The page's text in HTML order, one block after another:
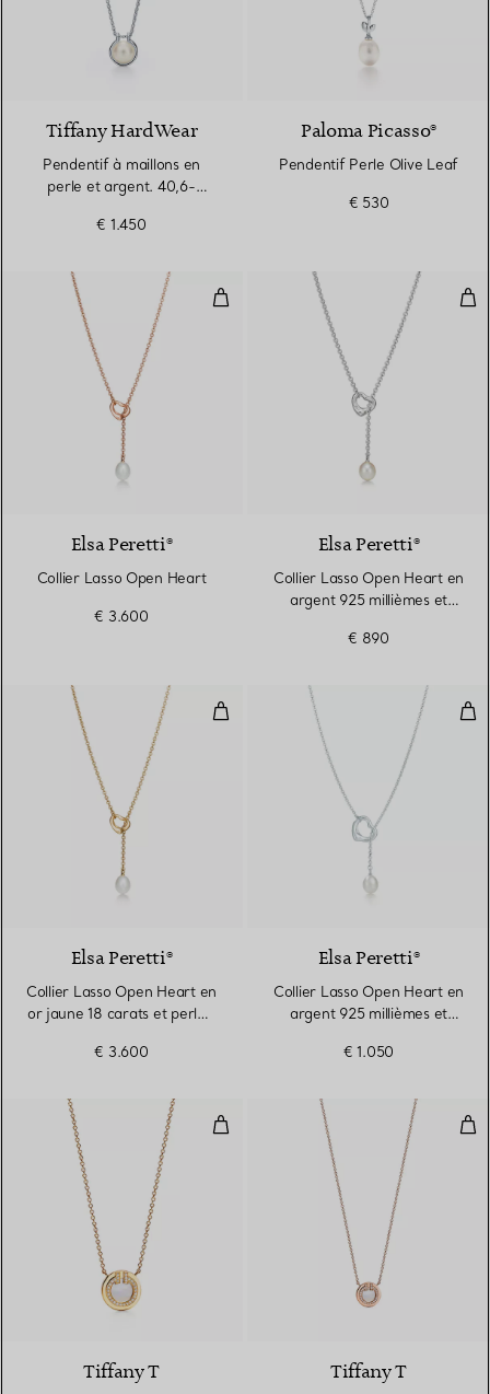
Tiffany HardWear
Pendentif à maillons en
perle et argent. 40,6-
925 millièmes
€ 1.450
Paloma Picasso®
Pendentif Perle Olive Leaf
€ 530
Collier Lasso Open Heart
2 Matériaux
Elsa Peretti®
Collier Lasso Open Heart
€ 3.600
Elsa Peretti®
Collier Lasso Open Heart en
argent 925 millièmes et
€ 890
Collier Lasso Open Heart en or
2 Matériaux
Elsa Peretti®
Collier Lasso Open Heart en
or jaune 18 carats et perles.
€ 3.600
Elsa Peretti®
Collier Lasso Open Heart en
argent 925 millièmes et
€ 1.050
Pendentif Cercle en nacre et
3 Matériaux
Tiffany T Tiffany T